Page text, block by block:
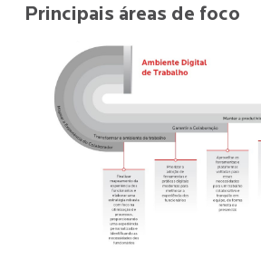
Principais áreas de foco